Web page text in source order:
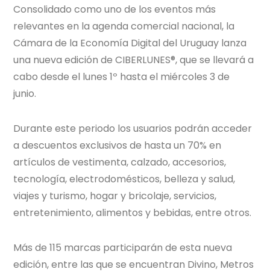
Consolidado como uno de los eventos más
relevantes en la agenda comercial nacional, la
Cámara de la Economía Digital del Uruguay lanza
una nueva edición de CIBERLUNES®, que se llevará a
cabo desde el lunes 1º hasta el miércoles 3 de
junio.
Durante este periodo los usuarios podrán acceder
a descuentos exclusivos de hasta un 70% en
artículos de vestimenta, calzado, accesorios,
tecnología, electrodomésticos, belleza y salud,
viajes y turismo, hogar y bricolaje, servicios,
entretenimiento, alimentos y bebidas, entre otros.
Más de 115 marcas participarán de esta nueva
edición, entre las que se encuentran Divino, Metros